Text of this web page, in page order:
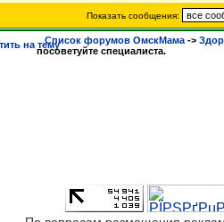
Показать сообщения:
Список форумов ОмскМама ->
посоветуйте специалиста.